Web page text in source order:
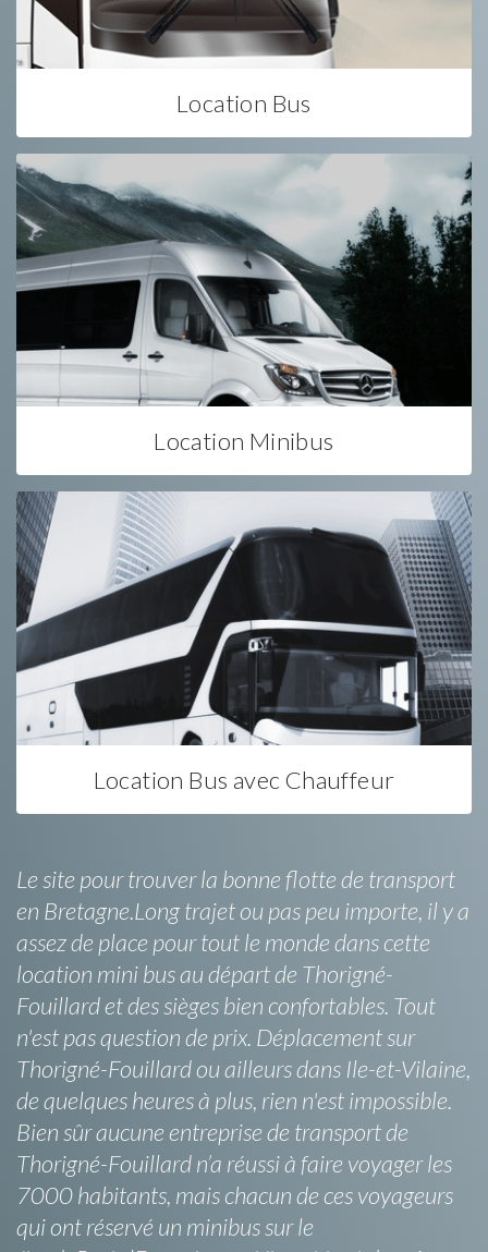
Location Bus
Location Minibus
Location Bus avec Chauffeur
Le site pour trouver la bonne flotte de transport
en Bretagne.Long trajet ou pas peu importe, il y a
assez de place pour tout le monde dans cette
location mini bus au départ de Thorigné-
Fouillard et des sièges bien confortables. Tout
n'est pas question de prix. Déplacement sur
Thorigné-Fouillard ou ailleurs dans Ile-et-Vilaine,
de quelques heures à plus, rien n'est impossible.
Bien sûr aucune entreprise de transport de
Thorigné-Fouillard n’a réussi à faire voyager les
7000 habitants, mais chacun de ces voyageurs
qui ont réservé un minibus sur le